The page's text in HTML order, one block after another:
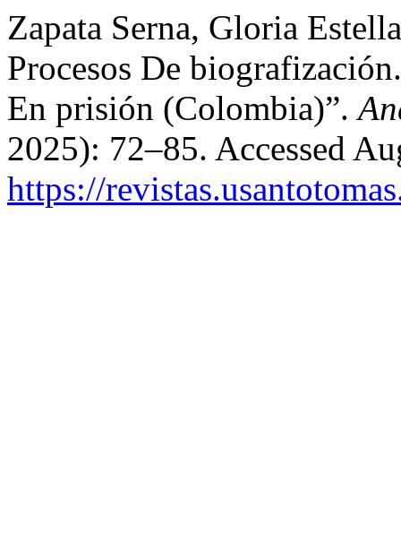
Zapata Serna, Gloria
Procesos De
En prisión (Colombia)”.
2025): 72–85. Accessed
https://